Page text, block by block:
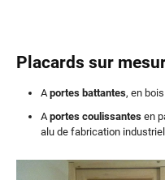
Placards sur
A portes battantes, en
A portes coulissantes en
alu de fabrication